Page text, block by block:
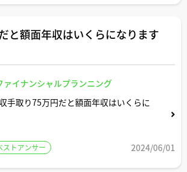
と額面年収はいくらになります
ァイナンシャルプランニング
手取り75万円だと額面年収はいくらに
ストアンサー 2024/06/01